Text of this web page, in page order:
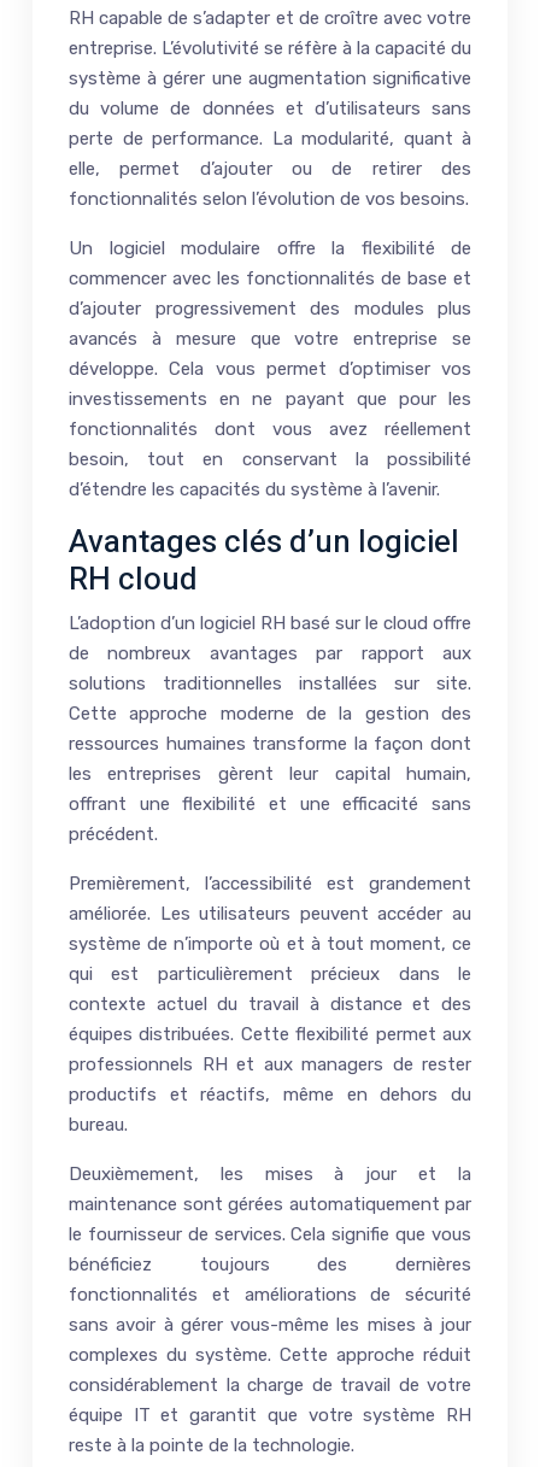
RH capable de s’adapter et de croître avec votre
entreprise. L’évolutivité se réfère à la capacité du
système à gérer une augmentation significative
du volume de données et d’utilisateurs sans
perte de performance. La modularité, quant à
elle, permet d’ajouter ou de retirer des
fonctionnalités selon l’évolution de vos besoins.
Un logiciel modulaire offre la flexibilité de
commencer avec les fonctionnalités de base et
d’ajouter progressivement des modules plus
avancés à mesure que votre entreprise se
développe. Cela vous permet d’optimiser vos
investissements en ne payant que pour les
fonctionnalités dont vous avez réellement
besoin, tout en conservant la possibilité
d’étendre les capacités du système à l’avenir.
Avantages clés d’un logiciel
RH cloud
L’adoption d’un logiciel RH basé sur le cloud offre
de nombreux avantages par rapport aux
solutions traditionnelles installées sur site.
Cette approche moderne de la gestion des
ressources humaines transforme la façon dont
les entreprises gèrent leur capital humain,
offrant une flexibilité et une efficacité sans
précédent.
Premièrement, l’accessibilité est grandement
améliorée. Les utilisateurs peuvent accéder au
système de n’importe où et à tout moment, ce
qui est particulièrement précieux dans le
contexte actuel du travail à distance et des
équipes distribuées. Cette flexibilité permet aux
professionnels RH et aux managers de rester
productifs et réactifs, même en dehors du
bureau.
Deuxièmement, les mises à jour et la
maintenance sont gérées automatiquement par
le fournisseur de services. Cela signifie que vous
bénéficiez toujours des dernières
fonctionnalités et améliorations de sécurité
sans avoir à gérer vous-même les mises à jour
complexes du système. Cette approche réduit
considérablement la charge de travail de votre
équipe IT et garantit que votre système RH
reste à la pointe de la technologie.